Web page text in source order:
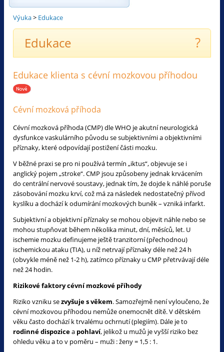
Výuka> Edukace
Edukace ?
Edukace klienta s cévní mozkovou příhodou
Cévní mozková příhoda
Cévní mozková příhoda (CMP) dle WHO je akutní neurologická
dysfunkce vaskulárního původu se subjektivními a objektivními
příznaky, které odpovídají postižení části mozku.
V běžné praxi se pro ni používá termín „iktus“, objevuje se i
anglický pojem „stroke“. CMP jsou způsobeny jednak krvácením
do centrální nervové soustavy, jednak tím, že dojde k náhlé poruše
zásobování mozku krví, což má za následek nedostatečný přívod
kyslíku a dochází k odumírání mozkových buněk – vzniká infarkt.
Subjektivní a objektivní příznaky se mohou objevit náhle nebo se
mohou stupňovat během několika minut, dní, měsíců, let. U
ischemie mozku definujeme ještě tranzitorní (přechodnou)
ischemickou ataku (TIA), u níž netrvají příznaky déle než 24 h
(obvykle méně než 1-2 h), zatímco příznaky u CMP přetrvávají déle
než 24 hodin.
Rizikové faktory cévní mozkové příhody
Riziko vzniku sezvyšuje s věkem. Samozřejmě není vyloučeno, že
cévní mozkovou příhodou nemůže onemocnět dítě. V dětském
věku často dochází k trvalému ochrnutí (plegiím). Dále je to
rodinné dispozicea pohlaví, jelikož u mužů je vyšší riziko bez
ohledu věku a to v poměru – muži : ženy = 1,5 : 1.